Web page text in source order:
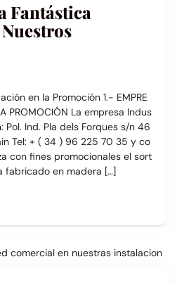
Fantástica
en la Promoción 1.- EMPRE
PROMOCIÓN La empresa Indus
Pol. Ind. Pla dels Forques s/n 46
Tel: + ( 34 ) 96 225 70 35 y co
con fines promocionales el sort
fabricado en madera […]